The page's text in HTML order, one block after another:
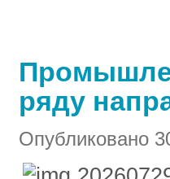
ряду
Опубликовано